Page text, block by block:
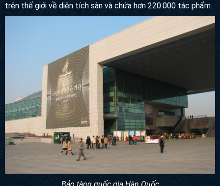
Bảo tàng quốc gia Hàn Quốc là bảo tàng nổi bật và quan
trọng bậc nhất tại Hàn Quốc nơi lưu giữ lịch sử và văn hoá
Hàn Quốc suốt chiều dài lịch sử. Đây là bảo tàng lớn thứ
sáu trên thế giới về diện tích sàn và chứa hơn 220.000 tác